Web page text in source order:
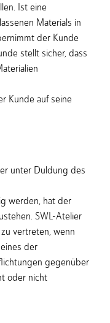
Ist eine
Materials in
der Kunde
stellt sicher, dass
Kunde auf seine
unter Duldung des
werden, hat der
SWL-Atelier
vertreten, wenn
der
gegenüber
oder nicht